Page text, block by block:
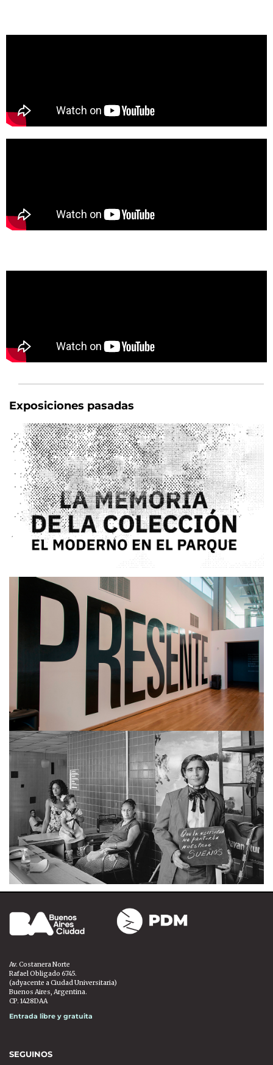
Exposiciones pasadas
A 50 AÑOS DEL GOLPE DE ESTADO DE 1976, EL MUSEO DE ARTE
MODERNO DE BUENOS AIRES Y EL PARQUE DE LA MEMORIA
PRESENTARÁN UNA EXPOSICIÓN QUE REÚNE OBRAS HISTÓRICAS
DEL PATRIMONIO DEL MUSEO, CREADAS POR ARTISTAS
ARGENTINOS QUE DENUNCIARON Y RESISTIERON DESDE EL ARTE
A LA VIOLENCIA DEL TERRORISMO DE ESTADO.
ALBERTINA CARRI
MARTÍN WEBER
Av. Costanera Norte
Rafael Obligado 6745.
(adyacente a Ciudad Universitaria)
Buenos Aires, Argentina.
CP. 1428DAA
Entrada libre y gratuita
SEGUINOS